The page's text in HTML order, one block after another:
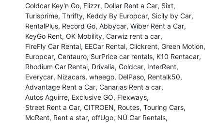
Goldcar Key'n Go Flizzr Dollar Rent a Car Sixt
Turisprime Thrifty Keddy By Europcar Sicily by Car
RentalPlus Record Go Abbycar Wiber Rent a Car
KeyGo Rent OK Mobility Carwiz rent a car
FireFly Car Rental EECar Rental Clickrent Green Motion
Europcar Centauro SurPrice car rentals K10 Rentacar
Rhodium Car Rental Drivalia Goldcar InterRent
Everycar Nizacars wheego DelPaso Rentalk50
Advantage Rent a Car Canarias Rent a car
Autos Aguirre Exclusive GO Flexways
Street Rent a Car CITROEN Routes Touring Cars
McRent Rent a star offUgo NÜ Car Rentals